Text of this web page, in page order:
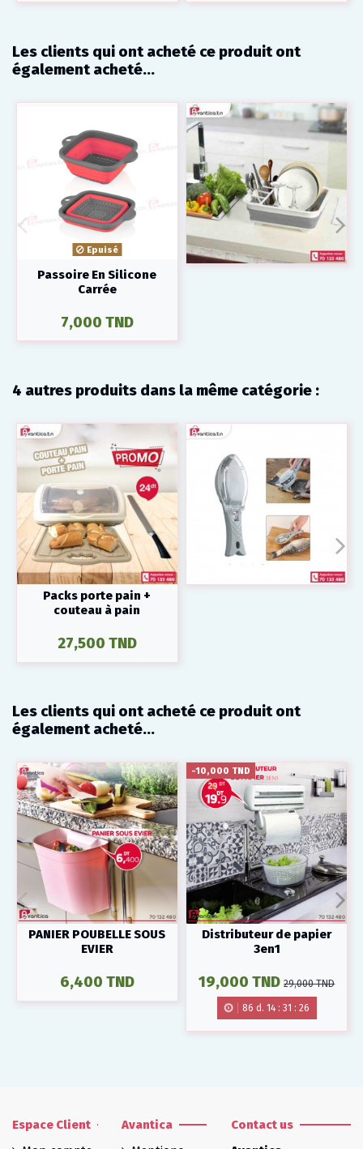
Les clients qui ont acheté ce produit ont
également acheté...
Epuisé
Passoire En Silicone
Carrée
7,000 TND
4 autres produits dans la même catégorie :
Packs porte pain +
couteau à pain
27,500 TND
Les clients qui ont acheté ce produit ont
également acheté...
PANIER POUBELLE SOUS
EVIER
6,400 TND
-10,000 TND
Distributeur de papier
3en1
19,000 TND 29,000 TND
86 d. 14 : 31 : 25
Espace Client
Avantica
Contact us